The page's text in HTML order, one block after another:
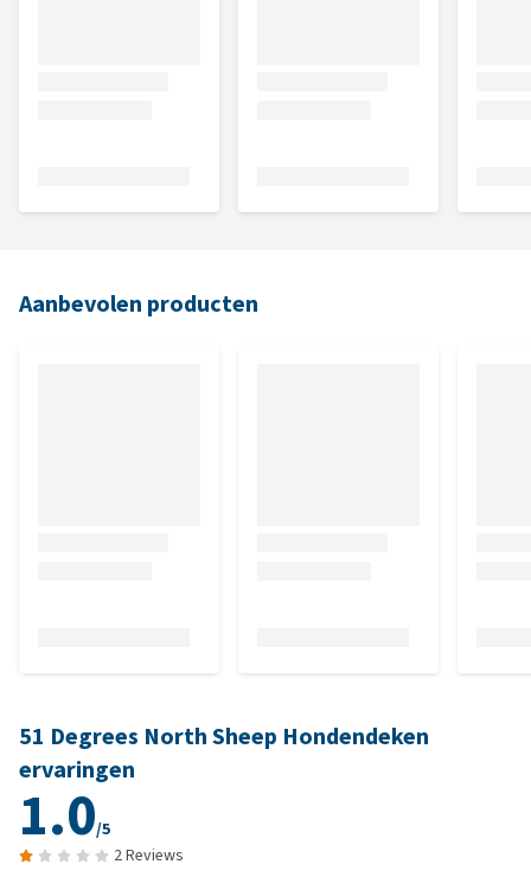
Aanbevolen producten
51 Degrees North Sheep Hondendeken
ervaringen
1.0/5
2 Reviews